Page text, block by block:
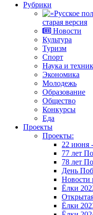
Рубрики
старая версия
Новости
Культура
Туризм
Спорт
Наука и
Экономика
Молодежь
Образование
Общество
Конкурсы
Еда
Проекты
Проекты:
22 июня
77 лет
78 лет
День
Новости
Ёлки
Ёлки